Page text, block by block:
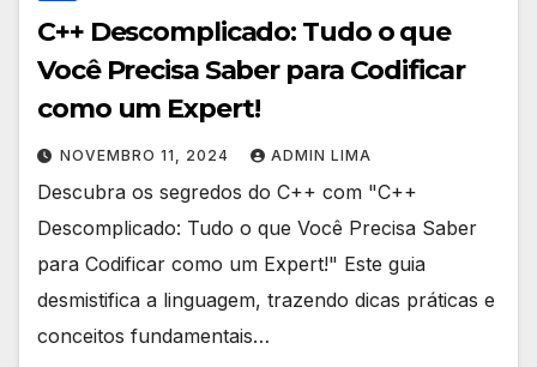
C++ Descomplicado: Tudo o que
Você Precisa Saber para Codificar
como um Expert!
NOVEMBRO 11, 2024 ADMIN LIMA
Descubra os segredos do C++ com "C++
Descomplicado: Tudo o que Você Precisa Saber
para Codificar como um Expert!" Este guia
desmistifica a linguagem, trazendo dicas práticas e
conceitos fundamentais…